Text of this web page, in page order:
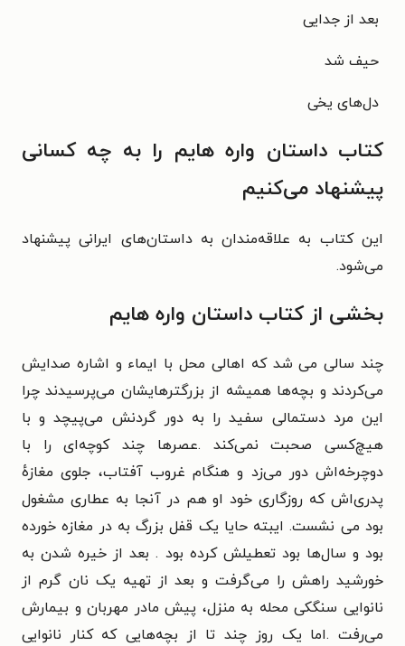
بعد از جدایی
حیف شد
دل‌های یخی
کتاب داستان واره هایم را به چه کسانی
پیشنهاد می‌کنیم
این کتاب به علاقه‌مندان به داستان‌های ایرانی پیشنهاد
می‌شود.
بخشی از کتاب داستان واره هایم
چند سالی می شد که اهالی محل با ایماء و اشاره صدایش
می‌کردند و بچه‌ها همیشه از بزرگترهایشان می‌پرسیدند چرا
این مرد دستمالی سفید را به دور گردنش می‌پیچد و با
هیچ‌کسی صحبت نمی‌کند .عصرها چند کوچه‌ای را با
دوچرخه‌اش دور می‌زد و هنگام غروب آفتاب، جلوی مغازهٔ
پدری‌اش که روزگاری خود او هم در آنجا به عطاری مشغول
بود می نشست. ایبته حایا یک قفل بزرگ به در مغازه خورده
بود و سال‌ها بود تعطیلش کرده بود . بعد از خیره شدن به
خورشید راهش را می‌گرفت و بعد از تهیه یک نان گرم از
نانوایی سنگکی محله به منزل، پیش مادر مهربان و بیمارش
می‌رفت .اما یک روز چند تا از بچه‌هایی که کنار نانوایی